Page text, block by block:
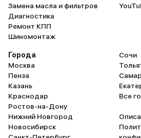
Замена масла и фильтров
Диагностика
Ремонт КПП
Шиномонтаж
Города
Москва
Пенза
Казань
Краснодар
Ростов-на-Дону
Нижний Новгород
Новосибирск
Сочи
Все